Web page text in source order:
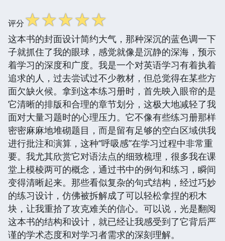
评分☆☆☆☆☆
这本书的封面设计简约大气，那种深沉的蓝色调一下
子就抓住了我的眼球，感觉就像是沉静的深海，预示
着学习的深度和广度。我是一个对英语学习有着执着
追求的人，过去尝试过不少教材，但总觉得在某些方
面欠缺火候。拿到这本练习册时，首先映入眼帘的是
它清晰的排版和合理的章节划分，这极大地减轻了我
面对大量习题时的心理压力。它不像有些练习册那样
密密麻麻地堆砌题目，而是留有足够的空白区域供我
进行批注和演算，这种“呼吸感”在学习过程中非常重
要。我尤其欣赏它对语法点的细致梳理，很多我在课
堂上模棱两可的概念，通过书中的例句和练习，瞬间
变得清晰起来。那些看似复杂的句式结构，经过巧妙
的练习设计，仿佛被拆解成了可以轻松拿捏的积木
块，让我重拾了攻克难关的信心。可以说，光是翻阅
这本书的结构和设计，就已经让我感受到了它背后严
谨的学术态度和对学习者需求的深刻理解。